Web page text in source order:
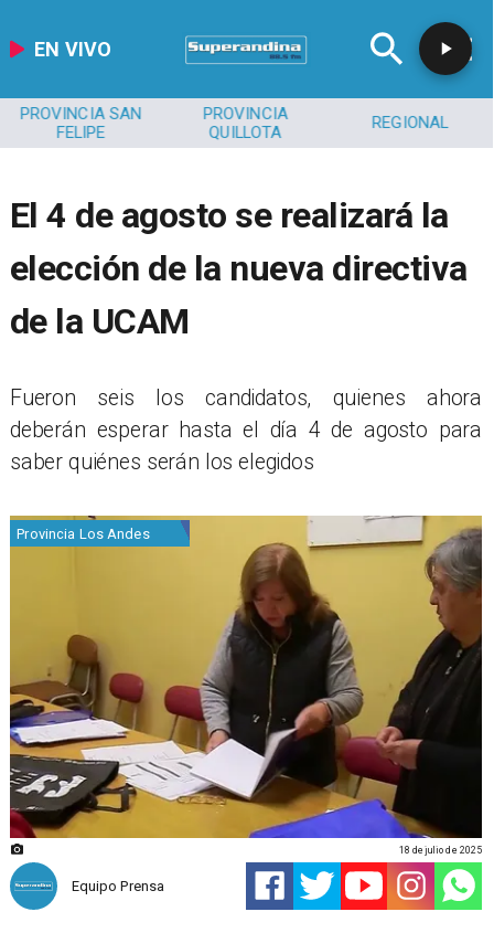
EN VIVO
PROVINCIA SAN
FELIPE
PROVINCIA
QUILLOTA
REGIONAL
El 4 de agosto se realizará la
elección de la nueva directiva
de la UCAM
​Fueron seis los candidatos, quienes ahora
deberán esperar hasta el día 4 de agosto para
saber quiénes serán los elegidos
Provincia Los Andes
Equipo Prensa
18 de julio de 2025